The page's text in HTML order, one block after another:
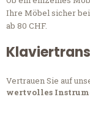
Ihre Möbel sicher
ab 80 CHF.
Vertrauen Sie auf
wertvolles